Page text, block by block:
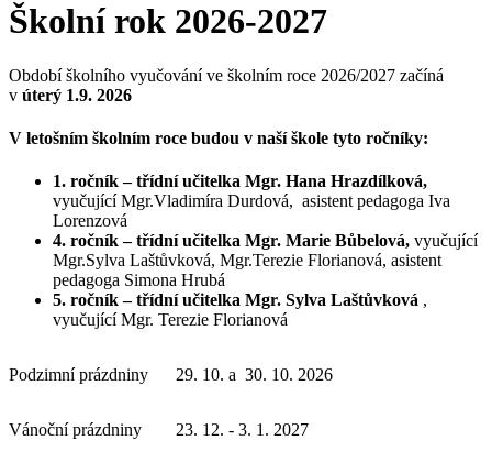
Školní rok 2026-2027
Období školního vyučování ve školním roce 2026/2027 začíná
v úterý 1.9. 2026
V letošním školním roce budou v naší škole tyto ročníky:
1. ročník – třídní učitelka Mgr. Hana Hrazdílková,
vyučující Mgr.Vladimíra Durdová, asistent pedagoga Iva
Lorenzová
4. ročník – třídní učitelka Mgr. Marie Bůbelová, vyučující
Mgr.Sylva Laštůvková, Mgr.Terezie Florianová, asistent
pedagoga Simona Hrubá
5. ročník – třídní učitelka Mgr. Sylva Laštůvková ,
vyučující Mgr. Terezie Florianová
Podzimní prázdniny 29. 10. a 30. 10. 2026
Vánoční prázdniny 23. 12. - 3. 1. 2027